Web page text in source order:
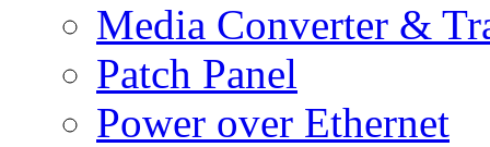
Media Converter &
Patch Panel
Power over Ethernet